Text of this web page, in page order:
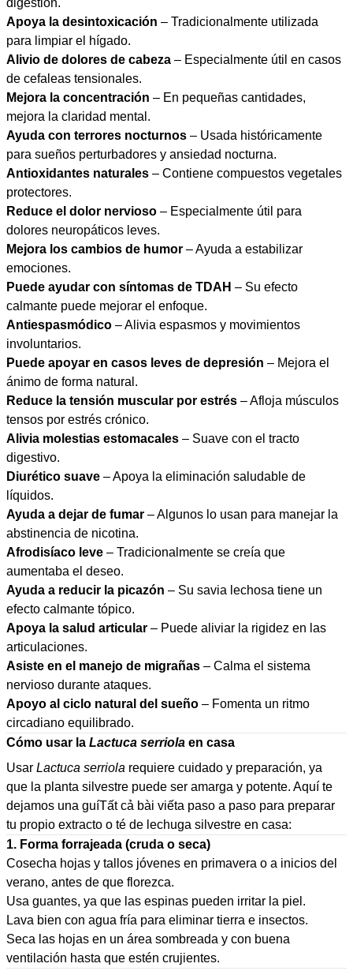
digestión.
Apoya la desintoxicación – Tradicionalmente utilizada
para limpiar el hígado.
Alivio de dolores de cabeza – Especialmente útil en casos
de cefaleas tensionales.
Mejora la concentración – En pequeñas cantidades,
mejora la claridad mental.
Ayuda con terrores nocturnos – Usada históricamente
para sueños perturbadores y ansiedad nocturna.
Antioxidantes naturales – Contiene compuestos vegetales
protectores.
Reduce el dolor nervioso – Especialmente útil para
dolores neuropáticos leves.
Mejora los cambios de humor – Ayuda a estabilizar
emociones.
Puede ayudar con síntomas de TDAH – Su efecto
calmante puede mejorar el enfoque.
Antiespasmódico – Alivia espasmos y movimientos
involuntarios.
Puede apoyar en casos leves de depresión – Mejora el
ánimo de forma natural.
Reduce la tensión muscular por estrés – Afloja músculos
tensos por estrés crónico.
Alivia molestias estomacales – Suave con el tracto
digestivo.
Diurético suave – Apoya la eliminación saludable de
líquidos.
Ayuda a dejar de fumar – Algunos lo usan para manejar la
abstinencia de nicotina.
Afrodisíaco leve – Tradicionalmente se creía que
aumentaba el deseo.
Ayuda a reducir la picazón – Su savia lechosa tiene un
efecto calmante tópico.
Apoya la salud articular – Puede aliviar la rigidez en las
articulaciones.
Asiste en el manejo de migrañas – Calma el sistema
nervioso durante ataques.
Apoyo al ciclo natural del sueño – Fomenta un ritmo
circadiano equilibrado.
Cómo usar la Lactuca serriola en casa
Usar Lactuca serriola requiere cuidado y preparación, ya
que la planta silvestre puede ser amarga y potente. Aquí te
dejamos una guíTất cả bài viếta paso a paso para preparar
tu propio extracto o té de lechuga silvestre en casa:
1. Forma forrajeada (cruda o seca)
Cosecha hojas y tallos jóvenes en primavera o a inicios del
verano, antes de que florezca.
Usa guantes, ya que las espinas pueden irritar la piel.
Lava bien con agua fría para eliminar tierra e insectos.
Seca las hojas en un área sombreada y con buena
ventilación hasta que estén crujientes.